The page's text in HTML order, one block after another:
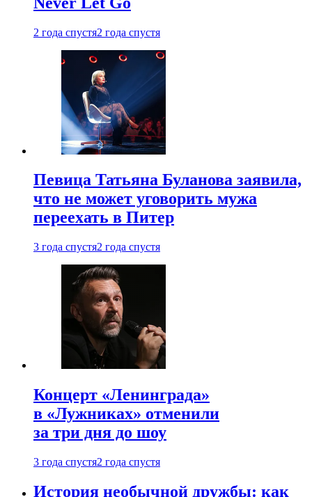
2 года спустя2 года спустя
Певица Татьяна Буланова заявила,
что не может уговорить мужа
переехать в Питер
3 года спустя2 года спустя
Концерт «Ленинграда»
в «Лужниках» отменили
за три дня до шоу
3 года спустя2 года спустя
История необычной дружбы: как